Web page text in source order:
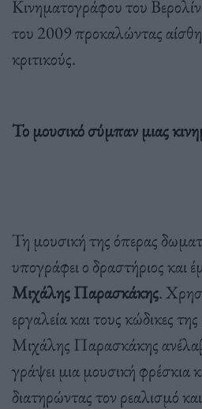
Κινηματογράφου του
του 2009 προκαλώντας
κριτικούς.
Το μουσικό σύμπαν μιας
Τη μουσική της όπερας
υπογράφει ο δραστήριος και
Μιχάλης Παρασκάκης.
εργαλεία και τους κώδικες
Μιχάλης Παρασκάκης
γράψει μια μουσική φρέσκια
διατηρώντας τον ρεαλισμό